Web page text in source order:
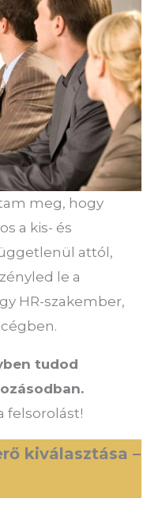
meg, hogy
a kis- és
attól,
le a
HR-szakember,
tudod
felsorolást!
kiválasztása –